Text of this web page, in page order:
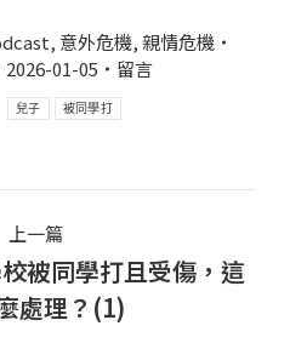
, 意外危機,親情危機
2026-01-05
留言
兒子 被同學打
上一篇
上
一
被同學打且受傷，這
處理？(1)